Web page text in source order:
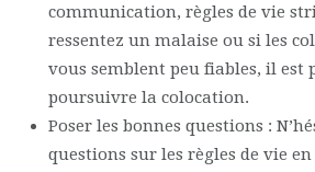
communication, règles de vie
ressentez un malaise ou si les
vous semblent peu fiables, il est
poursuivre la colocation.
Poser les bonnes questions :
questions sur les règles de vie